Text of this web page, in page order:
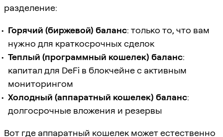
разделение:
Горячий (биржевой) баланс: только то, что вам
нужно для краткосрочных сделок
Теплый (программный кошелек) баланс:
капитал для DeFi в блокчейне с активным
мониторингом
Холодный (аппаратный кошелек) баланс:
долгосрочные вложения и резервы
Вот где аппаратный кошелек может естественно